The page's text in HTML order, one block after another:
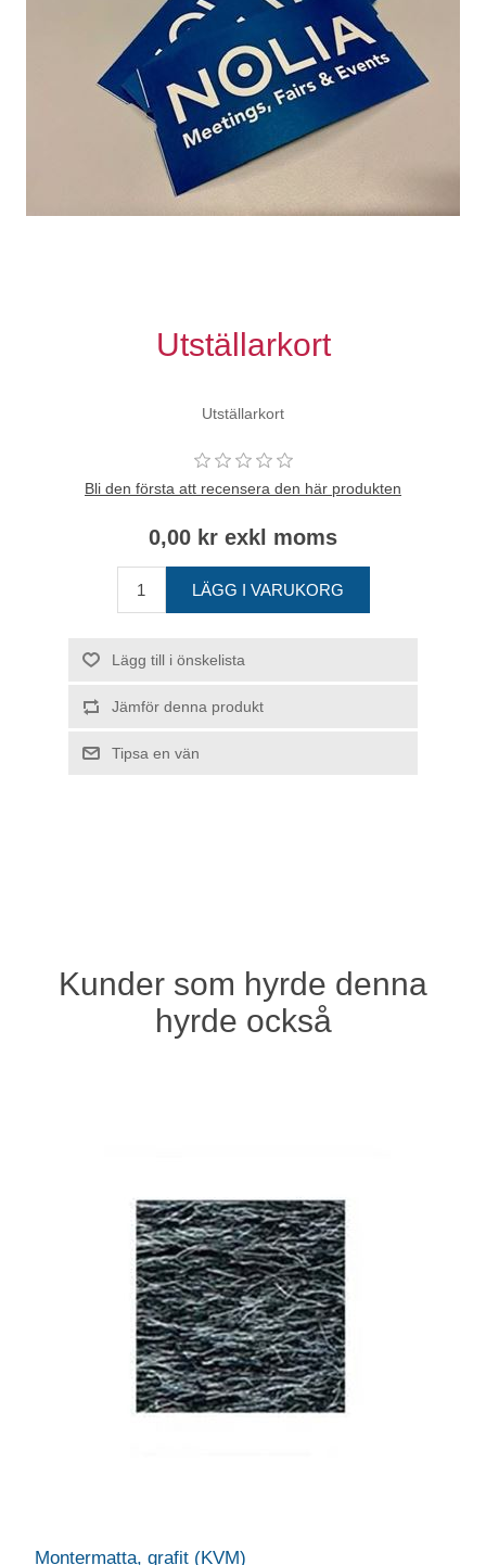
Utställarkort
Utställarkort
Bli den första att recensera den här produkten
0,00 kr exkl moms
Kunder som hyrde denna
hyrde också
Montermatta, grafit (KVM)